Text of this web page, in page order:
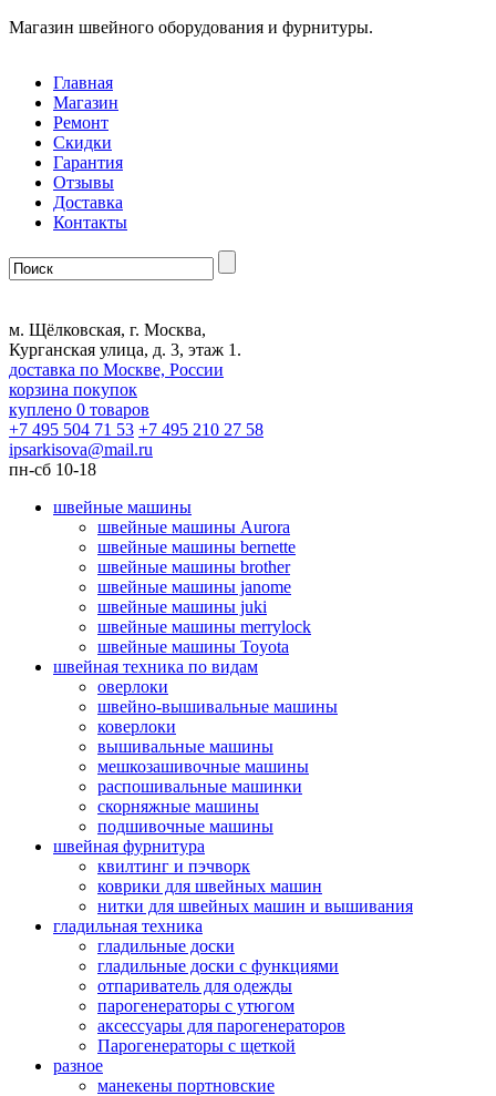
Магазин швейного оборудования и фурнитуры.
Главная
Магазин
Ремонт
Скидки
Гарантия
Отзывы
Доставка
Контакты
м. Щёлковская, г. Москва,
Курганская улица, д. 3, этаж 1.
доставка по Москве, России
корзина покупок
куплено 0 товаров
+7 495 504 71 53 +7 495 210 27 58
ipsarkisova@mail.ru
пн-сб 10-18
швейные машины
швейные машины Aurora
швейные машины bernette
швейные машины brother
швейные машины janome
швейные машины juki
швейные машины merrylock
швейные машины Toyota
швейная техника по видам
оверлоки
швейно-вышивальные машины
коверлоки
вышивальные машины
мешкозашивочные машины
распошивальные машинки
скорняжные машины
подшивочные машины
швейная фурнитура
квилтинг и пэчворк
коврики для швейных машин
нитки для швейных машин и вышивания
гладильная техника
гладильные доски
гладильные доски с функциями
отпариватель для одежды
парогенераторы с утюгом
аксессуары для парогенераторов
Парогенераторы с щеткой
разное
манекены портновские